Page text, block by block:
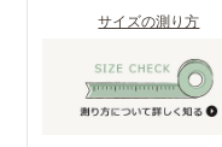
サイズの測り方